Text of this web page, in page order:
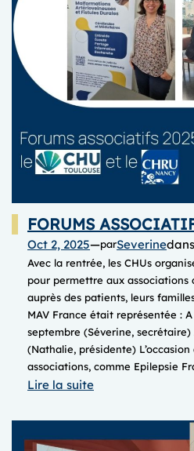
FORUMS
Oct 2, 2025—parSeverinedans
Avec la rentrée, les CHUs
pour permettre aux associations
auprès des patients, leurs
MAV France était représentée :
septembre (Séverine,
(Nathalie, présidente) L’occasion
associations, comme Epilepsie
Lire la suite:
ASSOCIATIFS
2025